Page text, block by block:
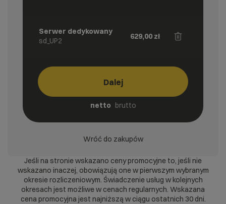
Serwer dedykowany
sd_UP2
629,00 zł
Dalej
netto brutto
Wróć do zakupów
Jeśli na stronie wskazano ceny promocyjne to, jeśli nie
wskazano inaczej, obowiązują one w pierwszym wybranym
okresie rozliczeniowym. Świadczenie usług w kolejnych
okresach jest możliwe w cenach regularnych. Wskazana
cena promocyjna jest najniższą w ciągu ostatnich 30 dni.